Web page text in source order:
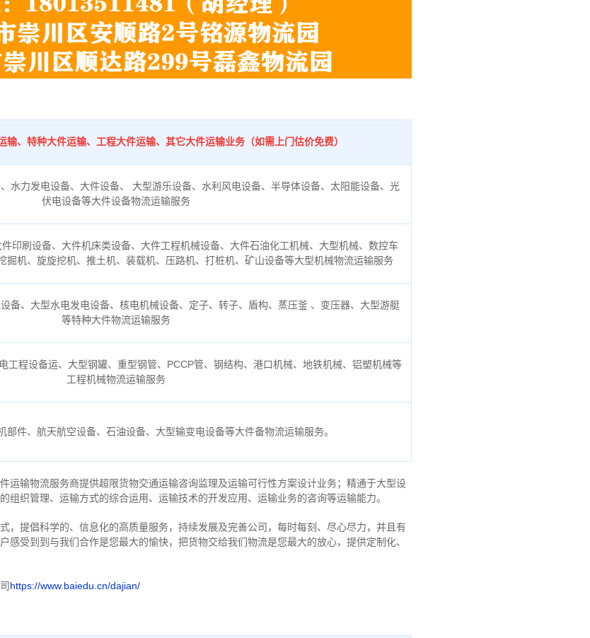
输、特种大件运输、工程大件运输、其它大件运输业务（如需上门估价免费）
水力发电设备、大件设备、 大型游乐设备、水利风电设备、半导体设备、太阳能设备、光
伏电设备等大件设备物流运输服务
印刷设备、大件机床类设备、大件工程机械设备、大件石油化工机械、大型机械、数控车
掘机、旋旋挖机、推土机、装载机、压路机、打桩机、矿山设备等大型机械物流运输服务
备、大型水电发电设备、核电机械设备、定子、转子、盾构、蒸压釜 、变压器、大型游艇
等特种大件物流运输服务
工程设备运、大型钢罐、重型钢管、PCCP管、钢结构、港口机械、地铁机械、铝塑机械等
工程机械物流运输服务
部件、航天航空设备、石油设备、大型输变电设备等大件备物流运输服务。
运输物流服务商提供超限货物交通运输咨询监理及运输可行性方案设计业务；精通于大型设
组织管理、运输方式的综合运用、运输技术的开发应用、运输业务的咨询等运输能力。
，提倡科学的、信息化的高质量服务，持续发展及完善公司，每时每刻、尽心尽力， 并且有
感受到到与我们合作是您最大的愉快，把货物交给我们物流是您最大的放心， 提供定制化、
https://www.baiedu.cn/dajian/